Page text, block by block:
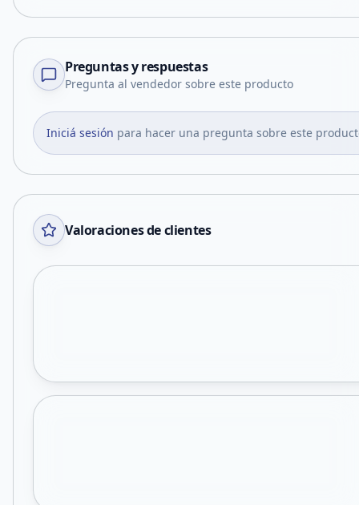
Preguntas y respuestas
Pregunta al vendedor sobre este producto
Iniciá sesión para hacer una pregunta sobre este
Valoraciones de clientes